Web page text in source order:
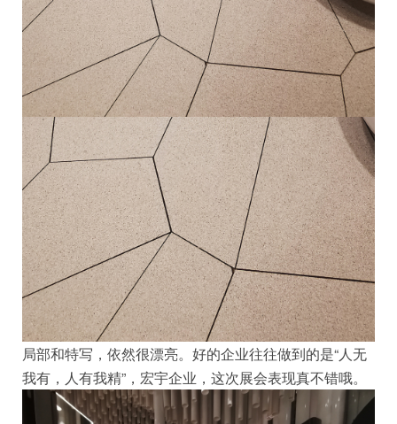
局部和特写，依然很漂亮。好的企业往往做到的是“人无
我有，人有我精”，宏宇企业，这次展会表现真不错哦。